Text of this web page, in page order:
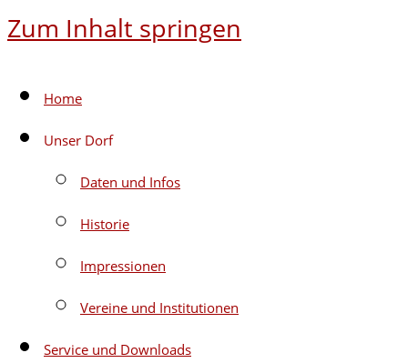
Zum Inhalt springen
Home
Unser Dorf
Daten und Infos
Historie
Impressionen
Vereine und Institutionen
Service und Downloads